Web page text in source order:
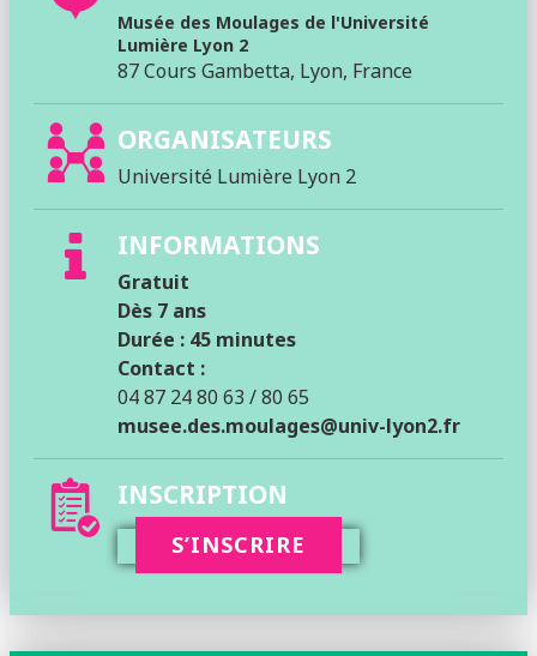
Musée des Moulages de l'Université
Lumière Lyon 2
87 Cours Gambetta, Lyon, France
ORGANISATEURS
Université Lumière Lyon 2
INFORMATIONS
Gratuit
Dès 7 ans
Durée : 45 minutes
Contact :
04 87 24 80 63 / 80 65
musee.des.moulages@univ-lyon2.fr
INSCRIPTION
S’INSCRIRE